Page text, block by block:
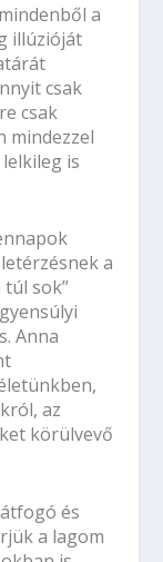
a
illúzióját
csak
csak
mindezzel
is
a
túl sok”
Anna
az
körülvevő
és
a lagom